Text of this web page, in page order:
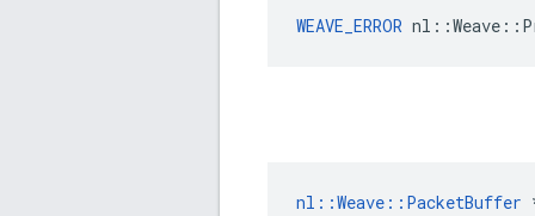
WEAVE_ERROR
nl::Weave::PacketBuffer